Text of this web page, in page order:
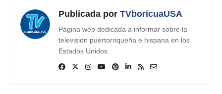
Publicada por TVboricuaUSA
Página web dedicada a informar sobre la
televisión puertorriqueña e hispana en los
Estados Unidos.